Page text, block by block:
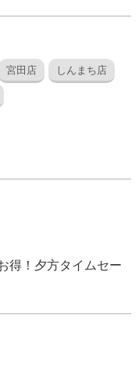
宮田店
しんまち店
得！夕方タイムセー